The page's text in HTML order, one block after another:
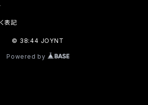
表記
© 38:44 JOYNT
Powered by